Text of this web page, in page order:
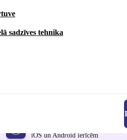
sadzīves tehnika
Lejupielādējiet refurbed
iOS un Android ierīcēm